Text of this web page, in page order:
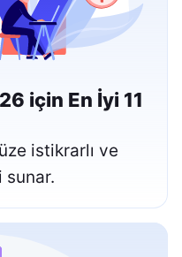
için En İyi 11
istikrarlı ve